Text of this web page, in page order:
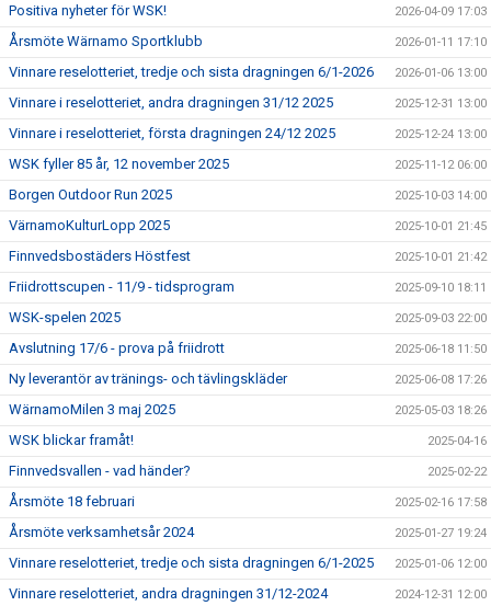
Positiva nyheter för WSK! 2026-04-09 17:03
Årsmöte Wärnamo Sportklubb 2026-01-11 17:10
Vinnare reselotteriet, tredje och sista dragningen 6/1-2026 2026-01-06 13:00
Vinnare i reselotteriet, andra dragningen 31/12 2025 2025-12-31 13:00
Vinnare i reselotteriet, första dragningen 24/12 2025 2025-12-24 13:00
WSK fyller 85 år, 12 november 2025 2025-11-12 06:00
Borgen Outdoor Run 2025 2025-10-03 14:00
VärnamoKulturLopp 2025 2025-10-01 21:45
Finnvedsbostäders Höstfest 2025-10-01 21:42
Friidrottscupen - 11/9 - tidsprogram 2025-09-10 18:11
WSK-spelen 2025 2025-09-03 22:00
Avslutning 17/6 - prova på friidrott 2025-06-18 11:50
Ny leverantör av tränings- och tävlingskläder 2025-06-08 17:26
WärnamoMilen 3 maj 2025 2025-05-03 18:26
WSK blickar framåt! 2025-04-16
Finnvedsvallen - vad händer? 2025-02-22
Årsmöte 18 februari 2025-02-16 17:58
Årsmöte verksamhetsår 2024 2025-01-27 19:24
Vinnare reselotteriet, tredje och sista dragningen 6/1-2025 2025-01-06 12:00
Vinnare reselotteriet, andra dragningen 31/12-2024 2024-12-31 12:00